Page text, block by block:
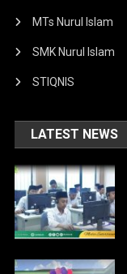
MTs Nurul Islam
SMK Nurul Islam
STIQNIS
LATEST NEWS